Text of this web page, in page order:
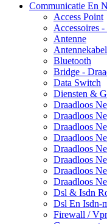
Communicatie En
Access Point
Accessoires
Antenne
Bluetooth
Bridge -
Data Switch
Diensten &
Draadloos
Draadloos
Draadloos
Draadloos
Draadloos
Draadloos
Draadloos
Draadloos
Dsl & Isdn
Dsl En Isdn-
Firewall /